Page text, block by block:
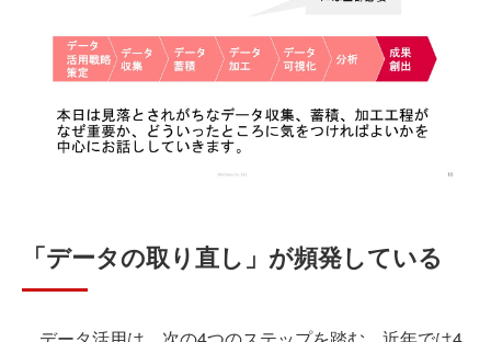
「データの取り直し」が頻発している